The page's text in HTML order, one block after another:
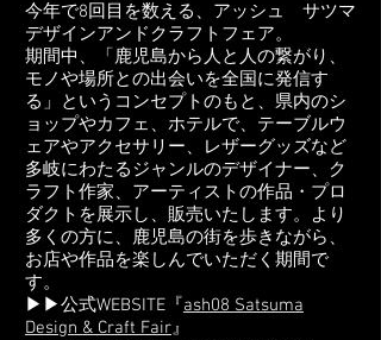
今年で8回目を数える、アッシュ サツマ
デザインアンドクラフトフェア。
期間中、「鹿児島から人と人の繋がり、
モノや場所との出会いを全国に発信す
る」というコンセプトのもと、県内のシ
ョップやカフェ、ホテルで、テーブルウ
ェアやアクセサリー、レザーグッズなど
多岐にわたるジャンルのデザイナー、ク
ラフト作家、アーティストの作品・プロ
ダクトを展示し、販売いたします。より
多くの方に、鹿児島の街を歩きながら、
お店や作品を楽しんでいただく期間で
す。
▶▶公式WEBSITE『ash08 Satsuma
Design & Craft Fair』